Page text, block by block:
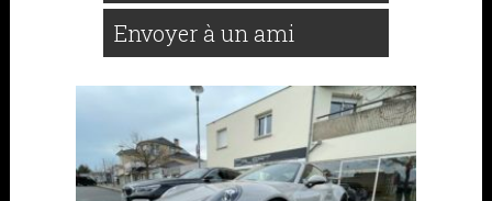
Envoyer à un ami